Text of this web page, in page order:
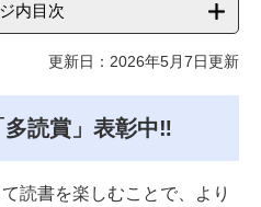
内目次
更新日：2026年5月7日更新
読賞」表彰中‼
読書を楽しむことで、より